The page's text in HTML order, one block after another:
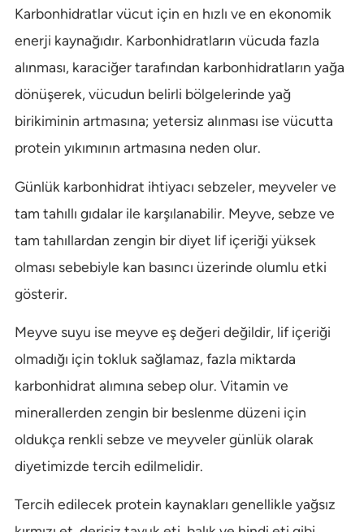
Karbonhidratlar vücut için en hızlı ve en ekonomik
enerji kaynağıdır. Karbonhidratların vücuda fazla
alınması, karaciğer tarafından karbonhidratların yağa
dönüşerek, vücudun belirli bölgelerinde yağ
birikiminin artmasına; yetersiz alınması ise vücutta
protein yıkımının artmasına neden olur.
Günlük karbonhidrat ihtiyacı sebzeler, meyveler ve
tam tahıllı gıdalar ile karşılanabilir. Meyve, sebze ve
tam tahıllardan zengin bir diyet lif içeriği yüksek
olması sebebiyle kan basıncı üzerinde olumlu etki
gösterir.
Meyve suyu ise meyve eş değeri değildir, lif içeriği
olmadığı için tokluk sağlamaz, fazla miktarda
karbonhidrat alımına sebep olur. Vitamin ve
minerallerden zengin bir beslenme düzeni için
oldukça renkli sebze ve meyveler günlük olarak
diyetimizde tercih edilmelidir.
Tercih edilecek protein kaynakları genellikle yağsız